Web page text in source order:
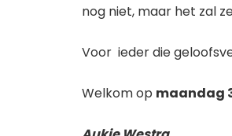
nog niet, maar het zal
Voor ieder die
Welkom op maandag